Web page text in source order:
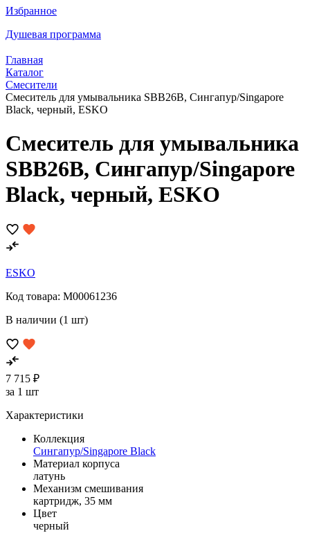
Избранное
Душевая программа
Главная
Каталог
Смесители
Смеситель для умывальника SBB26B, Сингапур/Singapore
Black, черный, ESKO
Смеситель для умывальника
SBB26B, Сингапур/Singapore
Black, черный, ESKO
ESKO
Код товара: M00061236
В наличии (1 шт)
7 715 ₽
за 1 шт
Характеристики
Коллекция
Сингапур/Singapore Black
Материал корпуса
латунь
Механизм смешивания
картридж, 35 мм
Цвет
черный